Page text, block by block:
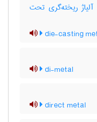
ریخته‌گری تحت
die-casting
di-metal
direct metal